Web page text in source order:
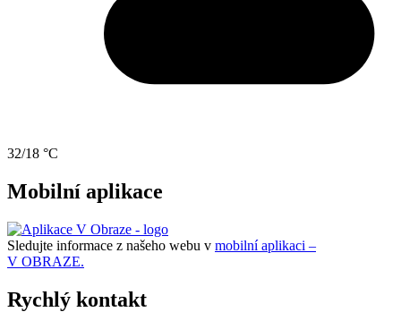
32/18 °C
Mobilní aplikace
Sledujte informace z našeho webu v mobilní aplikaci –
V OBRAZE.
Rychlý kontakt